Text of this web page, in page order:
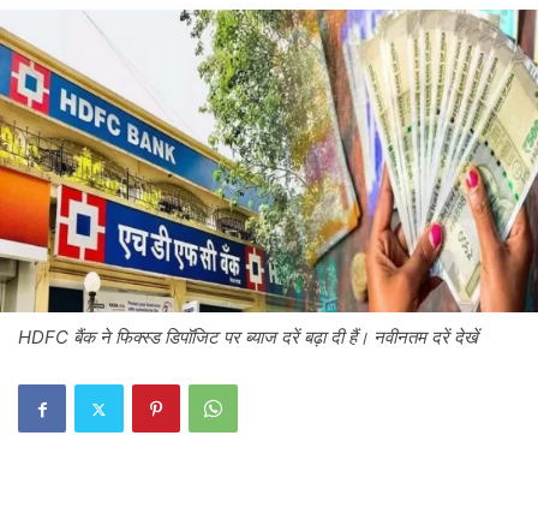
HDFC बैंक ने फिक्स्ड डिपॉजिट पर ब्याज दरें बढ़ा दी हैं। नवीनतम दरें देखें